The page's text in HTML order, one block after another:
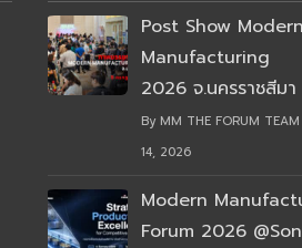
Post Show Modern
Manufacturing
2026 จ.นครราชสีมา
By MM THE FORUM
14, 2026
Modern
Forum 2026